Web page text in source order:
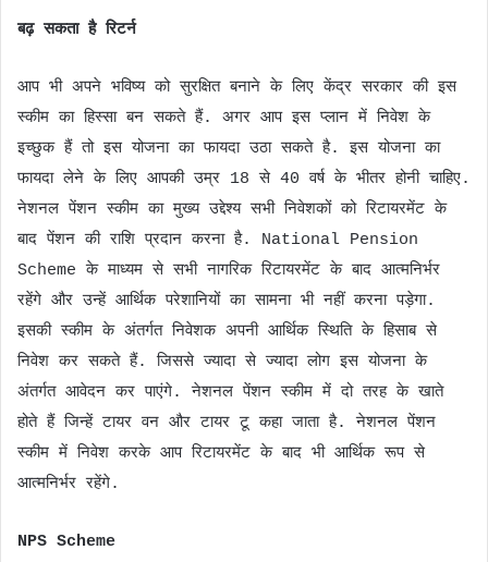
बढ़ सकता है रिटर्न
आप भी अपने भविष्य को सुरक्षित बनाने के लिए केंद्र सरकार की इस
स्कीम का हिस्सा बन सकते हैं. अगर आप इस प्लान में निवेश के
इच्छुक हैं तो इस योजना का फायदा उठा सकते है. इस योजना का
फायदा लेने के लिए आपकी उम्र 18 से 40 वर्ष के भीतर होनी चाहिए.
नेशनल पेंशन स्कीम का मुख्य उद्देश्य सभी निवेशकों को रिटायरमेंट के
बाद पेंशन की राशि प्रदान करना है. National Pension
Scheme के माध्यम से सभी नागरिक रिटायरमेंट के बाद आत्मनिर्भर
रहेंगे और उन्हें आर्थिक परेशानियों का सामना भी नहीं करना पड़ेगा.
इसकी स्कीम के अंतर्गत निवेशक अपनी आर्थिक स्थिति के हिसाब से
निवेश कर सकते हैं. जिससे ज्यादा से ज्यादा लोग इस योजना के
अंतर्गत आवेदन कर पाएंगे. नेशनल पेंशन स्कीम में दो तरह के खाते
होते हैं जिन्हें टायर वन और टायर टू कहा जाता है. नेशनल पेंशन
स्कीम में निवेश करके आप रिटायरमेंट के बाद भी आर्थिक रूप से
आत्मनिर्भर रहेंगे.
NPS Scheme